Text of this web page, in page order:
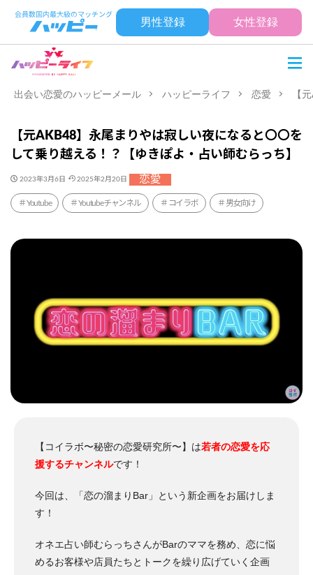
男性登録 女性登録
出会い恋愛のハッピーメール ハッピーライフ 恋愛 【
【元AKB48】永尾まりやは寂しい夜になると〇〇を
して乗り越える！？【ゆきぽよ・占い師むらっち】
2023年3月6日 2025年2月20日 恋愛
Youtube Youtubeチャンネル コイラボ 男女向け
【コイラボ〜秘密の恋愛研究所〜】は若者の恋愛を応
援するチャンネルです！
今回は、「恋の溜まりBar」という新企画をお届けしま
す！
オネエ占い師むらっちさんがBarのママを務め、恋に悩
めるお客様や店員たちとトークを繰り広げていく企画